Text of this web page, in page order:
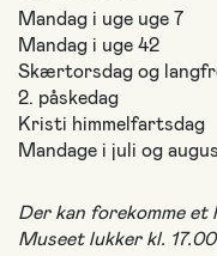
Mandag i uge uge 7
Mandag i uge 42
Skærtorsdag og
2. påskedag
Kristi himmelfartsdag
Mandage i juli og
Der kan forekomme
Museet lukker kl.